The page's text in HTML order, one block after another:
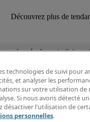
des résultats similaires
les nouvelles tendances
technologies de suivi pour
et analyser les
sur votre utilisation de
Si nous avons détecté
désactiver l'utilisation de
personnelles.